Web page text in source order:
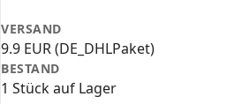
VERSAND
9.9 EUR (DE_DHLPaket)
BESTAND
1 Stück auf Lager